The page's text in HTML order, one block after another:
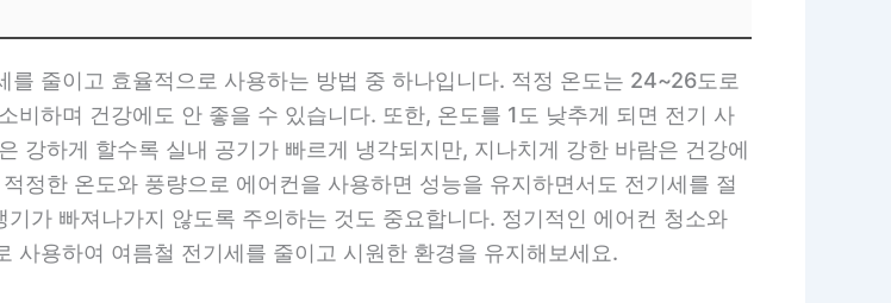
줄이고 효율적으로 사용하는 방법 중 하나입니다. 적정 온도는 24~26도로
비하며 건강에도 안 좋을 수 있습니다. 또한, 온도를 1도 낮추게 되면 전기 사
강하게 할수록 실내 공기가 빠르게 냉각되지만, 지나치게 강한 바람은 건강에
정한 온도와 풍량으로 에어컨을 사용하면 성능을 유지하면서도 전기세를 절
가 빠져나가지 않도록 주의하는 것도 중요합니다. 정기적인 에어컨 청소와
사용하여 여름철 전기세를 줄이고 시원한 환경을 유지해보세요.